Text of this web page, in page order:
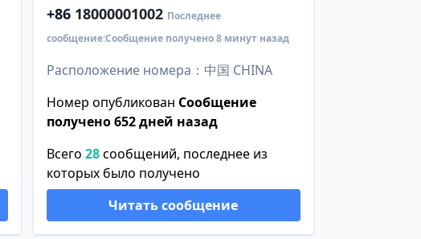
+86 18000001002 Последнее
сообщение:Сообщение получено 8 минут назад
Расположение номера：中国 CHINA
Номер опубликован Сообщение
получено 652 дней назад
Всего 28сообщений, последнее из
которых было получено
Читать сообщение